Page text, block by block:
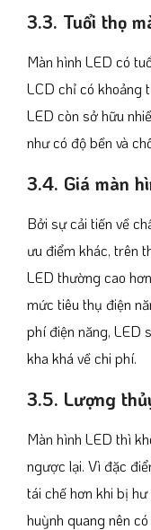
3.3. Tuổi thọ
Màn hình LED có
LCD chỉ có khoảng
LED còn sở hữu
như có độ bền và
3.4. Giá màn
Bởi sự cải tiến về
ưu điểm khác, trên
LED thường cao
mức tiêu thụ điện
phí điện năng, LED
kha khá về chi phí.
3.5. Lượng
Màn hình LED thì
ngược lại. Vì đặc
tái chế hơn khi bị
huỳnh quang nên